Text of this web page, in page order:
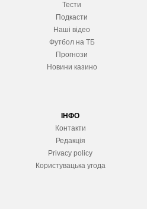
Тести
Подкасти
Наші відео
Футбол на ТБ
Прогнози
Новини казино
ІНФО
Контакти
Редакція
Privacy policy
Користувацька угода